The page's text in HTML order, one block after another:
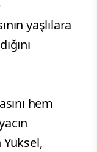
yaşlılara
hem